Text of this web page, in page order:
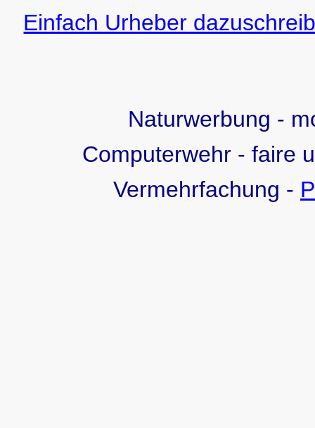
Einfach Urheber
Naturwerbung -
Computerwehr - faire
Vermehrfachung -